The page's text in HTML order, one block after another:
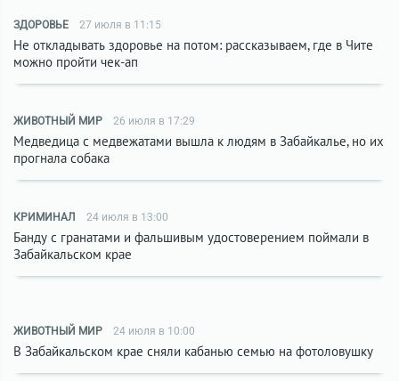
ЗДОРОВЬЕ 27 июля в 11:15
Не откладывать здоровье на потом: рассказываем, где в Чите
можно пройти чек-ап
ЖИВОТНЫЙ МИР 26 июля в 17:29
Медведица с медвежатами вышла к людям в Забайкалье, но их
прогнала собака
КРИМИНАЛ 24 июля в 13:00
Банду с гранатами и фальшивым удостоверением поймали в
Забайкальском крае
ЖИВОТНЫЙ МИР 24 июля в 10:00
В Забайкальском крае сняли кабанью семью на фотоловушку